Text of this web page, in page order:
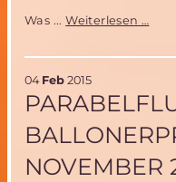
Was ...Weiterlesen …
und
2
04 Feb 2015
NOVEMBER